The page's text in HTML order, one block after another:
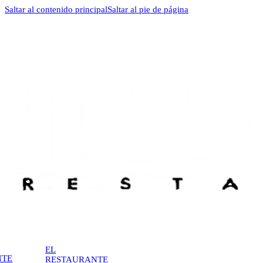
Saltar al contenido principalSaltar al pie de página
EL
RESTAURANTE